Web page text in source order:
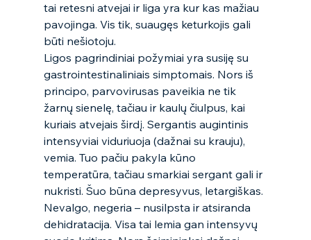
tai retesni atvejai ir liga yra kur kas mažiau
pavojinga. Vis tik, suaugęs keturkojis gali
būti nešiotoju.
Ligos pagrindiniai požymiai yra susiję su
gastrointestinaliniais simptomais. Nors iš
principo, parvovirusas paveikia ne tik
žarnų sienelę, tačiau ir kaulų čiulpus, kai
kuriais atvejais širdį. Sergantis augintinis
intensyviai viduriuoja (dažnai su krauju),
vemia. Tuo pačiu pakyla kūno
temperatūra, tačiau smarkiai sergant gali ir
nukristi. Šuo būna depresyvus, letargiškas.
Nevalgo, negeria – nusilpsta ir atsiranda
dehidratacija. Visa tai lemia gan intensyvų